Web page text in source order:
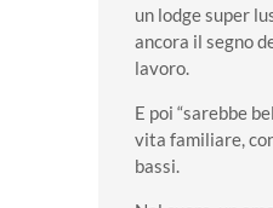
un lodge super
ancora il segno
lavoro.
E poi “sarebbe
vita familiare,
bassi.